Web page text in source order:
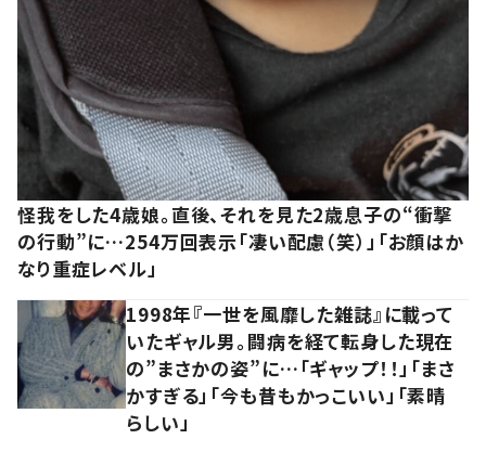
怪我をした4歳娘。直後、それを見た2歳息子の“衝撃
の行動”に…254万回表示「凄い配慮（笑）」「お顔はか
なり重症レベル」
1998年『一世を風靡した雑誌』に載って
いたギャル男。闘病を経て転身した現在
の”まさかの姿”に…「ギャップ！！」「まさ
かすぎる」「今も昔もかっこいい」「素晴
らしい」